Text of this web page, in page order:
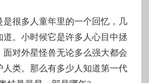
很多人童年里的一个回忆，几
道。小时候它是许多人心目中拯
面对外星怪兽无论多么强大都会
人类。那么有多少人知道第一代